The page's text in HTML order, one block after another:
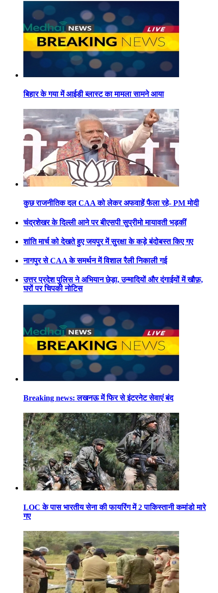
बिहार के गया में आईडी ब्लास्ट का मामला सामने आया
कुछ राजनीतिक दल CAA को लेकर अफवाहें फैला रहे- PM मोदी
चंद्रशेखर के दिल्ली आने पर बीएसपी सुप्रीमो मायावती भड़कीं
शांति मार्च को देखते हुए जयपुर में सुरक्षा के कड़े बंदोबस्त किए गए
नागपुर से CAA के समर्थन में विशाल रैली निकाली गई
उत्तर प्रदेश पुलिस ने अभियान छेड़ा, उन्मादियों और दंगाईयों में खौफ़,
घरों पर चिपकी नोटिस
Breaking news: लखनऊ में फिर से इंटरनेट सेवाएं बंद
LOC के पास भारतीय सेना की फायरिंग में 2 पाकिस्तानी कमांडो मारे
गए